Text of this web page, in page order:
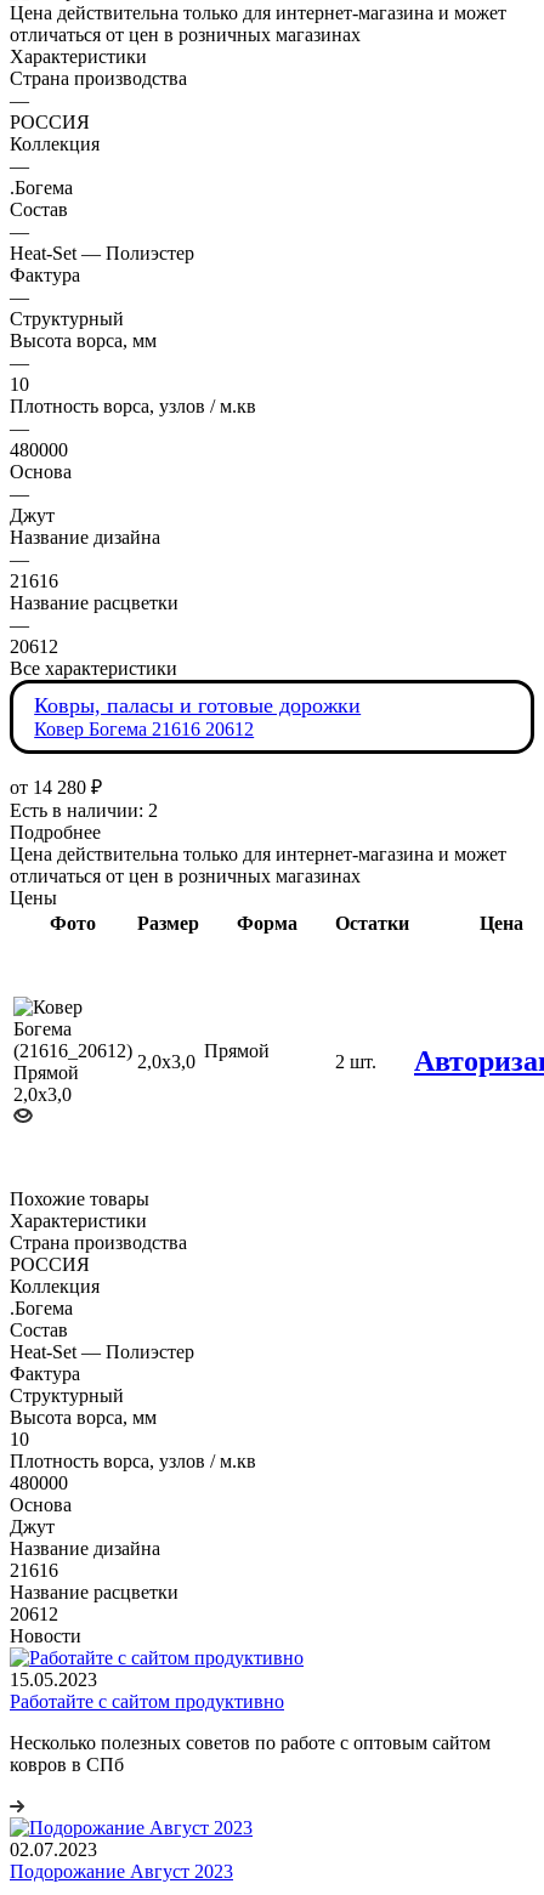
Цена действительна только для интернет-магазина и может
отличаться от цен в розничных магазинах
Характеристики
Страна производства
—
РОССИЯ
Коллекция
—
.Богема
Состав
—
Heat-Set — Полиэстер
Фактура
—
Структурный
Высота ворса, мм
—
10
Плотность ворса, узлов / м.кв
—
480000
Основа
—
Джут
Название дизайна
—
21616
Название расцветки
—
20612
Все характеристики
Ковры, паласы и готовые дорожки
Ковер Богема 21616 20612
от 14 280 ₽
Есть в наличии: 2
Подробнее
Цена действительна только для интернет-магазина и может
отличаться от цен в розничных магазинах
Цены
Фото
Размер Форма Остатки Цена
2,0х3,0
Прямой
2 шт.
Похожие товары
Характеристики
Страна производства
РОССИЯ
Коллекция
.Богема
Состав
Heat-Set — Полиэстер
Фактура
Структурный
Высота ворса, мм
10
Плотность ворса, узлов / м.кв
480000
Основа
Джут
Название дизайна
21616
Название расцветки
20612
Новости
15.05.2023
Работайте с сайтом продуктивно
Несколько полезных советов по работе с оптовым сайтом
ковров в СПб
02.07.2023
Подорожание Август 2023